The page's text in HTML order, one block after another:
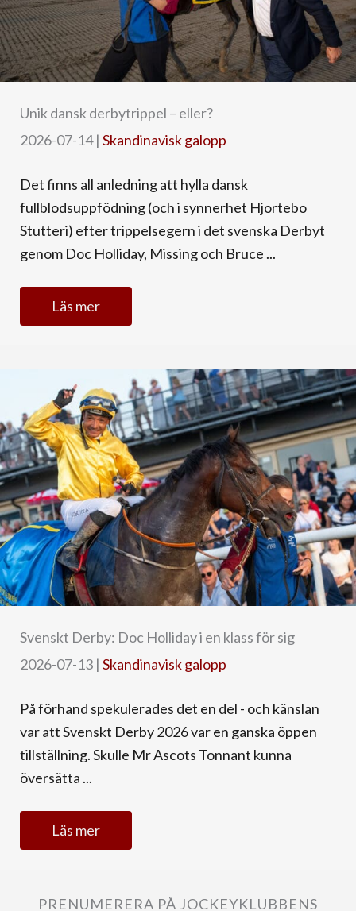
Unik dansk derbytrippel – eller?
2026-07-14| Skandinavisk galopp
Det finns all anledning att hylla dansk
fullblodsuppfödning (och i synnerhet Hjortebo
Stutteri) efter trippelsegern i det svenska Derbyt
genom Doc Holliday, Missing och Bruce ...
Läs mer
Svenskt Derby: Doc Holliday i en klass för sig
2026-07-13 | Skandinavisk galopp
På förhand spekulerades det en del - och känslan
var att Svenskt Derby 2026 var en ganska öppen
tillställning. Skulle Mr Ascots Tonnant kunna
översätta ...
Läs mer
PRENUMERERA PÅ JOCKEYKLUBBENS